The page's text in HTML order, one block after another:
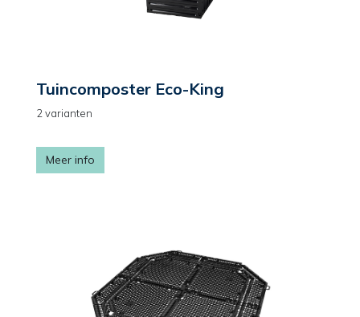
Tuincomposter Eco-King
2 varianten
Meer info